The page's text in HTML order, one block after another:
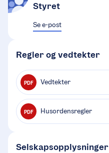
Styret
Se e-post
Regler og vedtekter
PDF Vedtekter
PDF Husordensregler
Selskapsopplysninger